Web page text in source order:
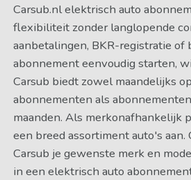
Carsub.nl elektrisch auto
flexibiliteit zonder langlopende
aanbetalingen, BKR-registratie of
abonnement eenvoudig starten,
Carsub biedt zowel maandelijks
abonnementen als
maanden. Als merkonafhankelijk
een breed assortiment auto's aan.
Carsub je gewenste merk en
in een elektrisch auto